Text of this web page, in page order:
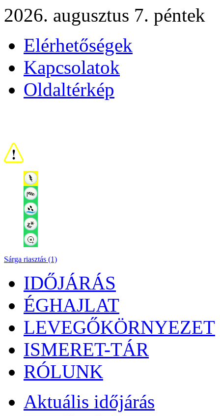
2026. augusztus 7. péntek
Elérhetőségek
Kapcsolatok
Oldaltérkép
Sárga riasztás (1)
IDŐJÁRÁS
ÉGHAJLAT
LEVEGŐKÖRNYEZET
ISMERET-TÁR
RÓLUNK
Aktuális időjárás